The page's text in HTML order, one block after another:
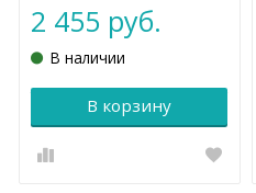
2 455 руб.
В наличии
В корзину